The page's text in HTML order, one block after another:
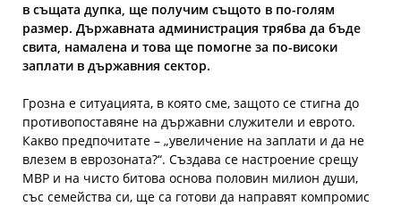
в същата дупка, ще получим същото в по-голям
размер. Държавната администрация трябва да бъде
свита, намалена и това ще помогне за по-високи
заплати в държавния сектор.
Грозна е ситуацията, в която сме, защото се стигна до
противопоставяне на държавни служители и еврото.
Какво предпочитате – „увеличение на заплати и да не
влезем в еврозоната?“. Създава се настроение срещу
МВР и на чисто битова основа половин милион души,
със семейства си, ще са готови да направят компромис